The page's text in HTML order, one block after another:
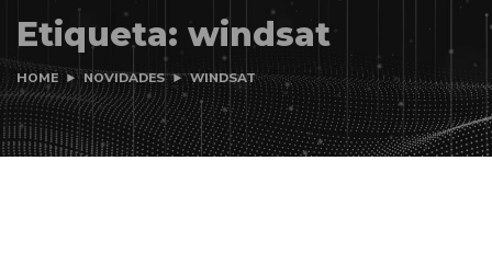
Etiqueta: windsat
HOME NOVIDADES WINDSAT